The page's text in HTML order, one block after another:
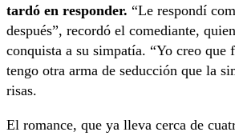
tardó en responder. “Le respondí
después”, recordó el comediante,
conquista a su simpatía. “Yo creo que
tengo otra arma de seducción que la
risas.
El romance, que ya lleva cerca de